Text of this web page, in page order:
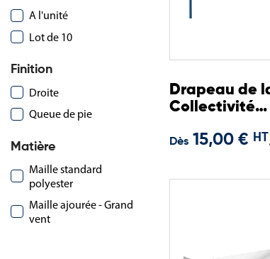
A l'unité
Lot de 10
Finition
Droite
Queue de pie
Matière
Maille standard
polyester
Maille ajourée - Grand
vent
Drapeau de
Collectivité
Dès 15,00 € HT